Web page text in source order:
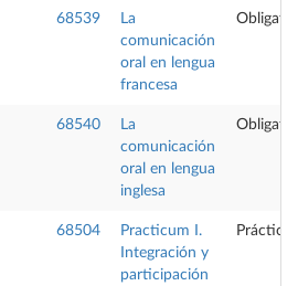
68539
La
comunicación
oral en lengua
francesa
68540
La
comunicación
oral en lengua
inglesa
68504
Practicum I.
Integración y
participación